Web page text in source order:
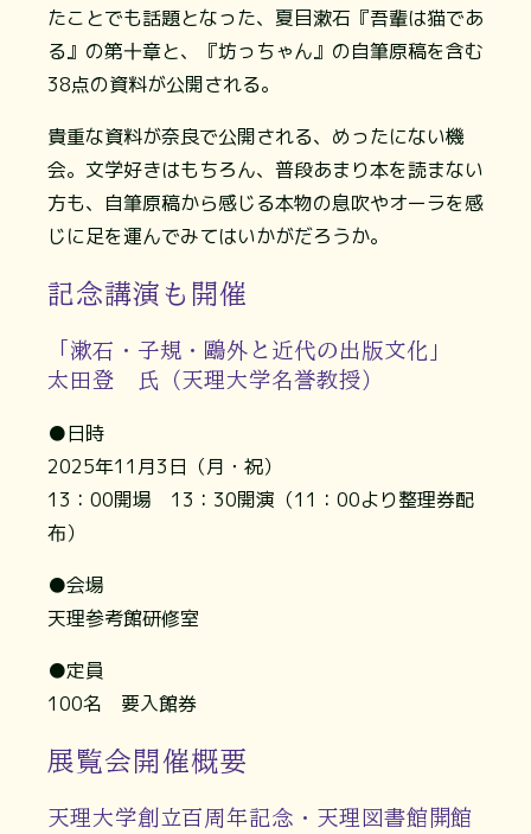
たことでも話題となった、夏目漱石『吾輩は猫であ
る』の第十章と、『坊っちゃん』の自筆原稿を含む
38点の資料が公開される。
貴重な資料が奈良で公開される、めったにない機
会。文学好きはもちろん、普段あまり本を読まない
方も、自筆原稿から感じる本物の息吹やオーラを感
じに足を運んでみてはいかがだろうか。
記念講演も開催
「漱石・子規・鷗外と近代の出版文化」
太田登 氏（天理大学名誉教授）
●日時
2025年11月3日（月・祝）
13：00開場 13：30開演（11：00より整理券配
布）
●会場
天理参考館研修室
●定員
100名 要入館券
展覧会開催概要
天理大学創立百周年記念・天理図書館開館